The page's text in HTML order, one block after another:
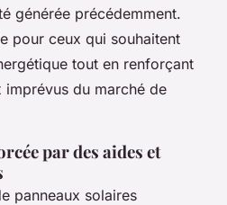
générée précédemment.
pour ceux qui souhaitent
tout en renforçant
imprévus du marché de
par des aides et
panneaux solaires